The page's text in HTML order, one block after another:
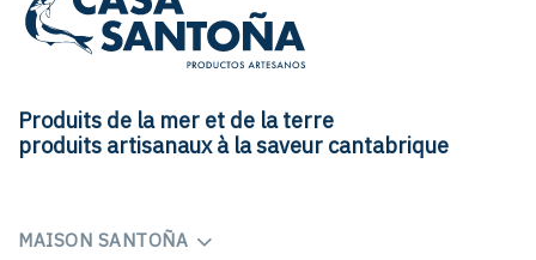
Produits de la mer et de la terre
produits artisanaux à la saveur cantabrique
MAISON SANTOÑA